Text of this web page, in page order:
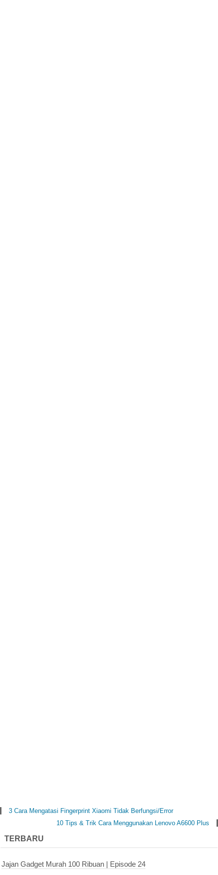
3 Cara Mengatasi Fingerprint Xiaomi Tidak Berfungsi/Error
10 Tips & Trik Cara Menggunakan Lenovo A6600 Plus
TERBARU
Jajan Gadget Murah 100 Ribuan | Episode 24